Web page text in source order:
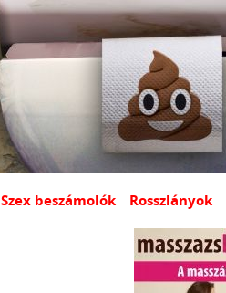
Szex beszámolók Rosszlányok